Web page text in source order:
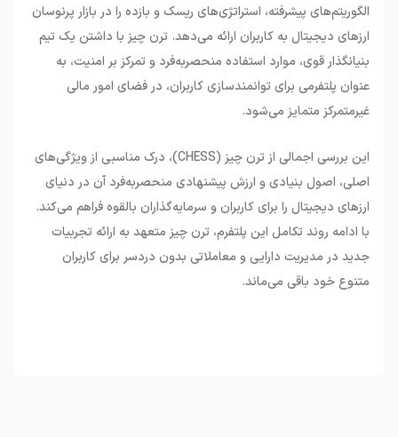
الگوریتم‌های پیشرفته، استراتژی‌های ریسک و بازده را در بازار پرنوسان
ارزهای دیجیتال به کاربران ارائه می‌دهد. ترن چیز با داشتن یک تیم
بنیانگذار قوی، موارد استفاده منحصربه‌فرد و تمرکز بر امنیت، به
عنوان پلتفرمی برای توانمندسازی کاربران، در فضای امور مالی
غیرمتمرکز متمایز می‌شود.
این بررسی اجمالی از ترن چیز (CHESS)، درک مناسبی از ویژگی‌های
اصلی، اصول بنیادی و ارزش پیشنهادی منحصربه‌فرد آن در دنیای
ارزهای دیجیتال را برای کاربران و سرمایه‌گذاران بالقوه فراهم می‌کند.
با ادامه روند تکامل این پلتفرم، ترن چیز متعهد به ارائه تجربیات
جدید در مدیریت دارایی و معاملاتی بدون دردسر برای کاربران
متنوع خود باقی می‌ماند.